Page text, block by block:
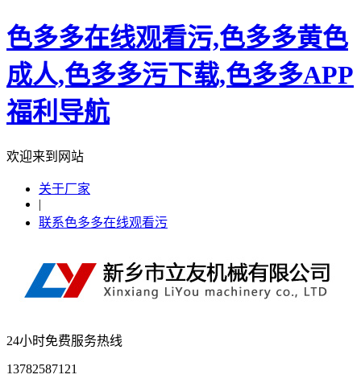
色多多在线观看污,色多多黄色
成人,色多多污下载,色多多APP
福利导航
欢迎来到网站
关于厂家
|
联系色多多在线观看污
24小时免费服务热线
13782587121